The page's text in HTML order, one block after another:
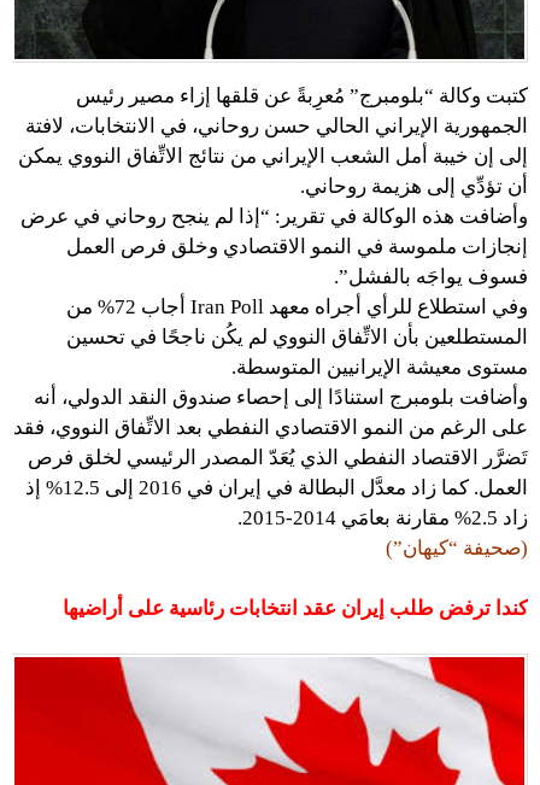
كتبت وكالة “بلومبرج” مُعرِبةً عن قلقها إزاء مصير رئيس
الجمهورية الإيراني الحالي حسن روحاني، في الانتخابات، لافتة
إلى إن خيبة أمل الشعب الإيراني من نتائج الاتِّفاق النووي يمكن
أن تؤدِّي إلى هزيمة روحاني.
وأضافت هذه الوكالة في تقرير: “إذا لم ينجح روحاني في عرض
إنجازات ملموسة في النمو الاقتصادي وخلق فرص العمل
فسوف يواجَه بالفشل”.
وفي استطلاع للرأي أجراه معهد Iran Poll أجاب 72% من
المستطلعين بأن الاتِّفاق النووي لم يكُن ناجحًا في تحسين
مستوى معيشة ​​الإيرانيين المتوسطة.
وأضافت بلومبرج استنادًا إلى إحصاء صندوق النقد الدولي، أنه
على الرغم من النمو الاقتصادي النفطي بعد الاتِّفاق النووي، فقد
تَضرَّر الاقتصاد النفطي الذي يُعَدّ المصدر الرئيسي لخلق فرص
العمل. كما زاد معدَّل البطالة في إيران في 2016 إلى 12.5% إذ
زاد 2.5% مقارنة بعامَي 2014-2015.
(صحيفة “كيهان”)
كندا ترفض طلب إيران عقد انتخابات رئاسية على أراضيها